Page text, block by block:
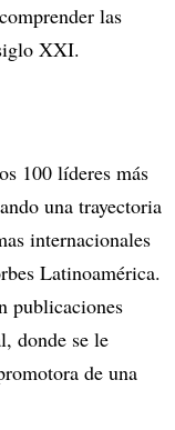
las
XXI.
100 líderes más
una trayectoria
internacionales
Latinoamérica.
publicaciones
donde se le
de una